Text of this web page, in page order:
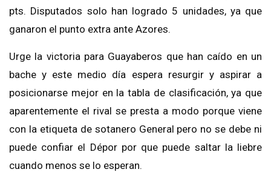
pts. Disputados solo han logrado 5 unidades, ya que
ganaron el punto extra ante Azores.
Urge la victoria para Guayaberos que han caído en un
bache y este medio día espera resurgir y aspirar a
posicionarse mejor en la tabla de clasificación, ya que
aparentemente el rival se presta a modo porque viene
con la etiqueta de sotanero General pero no se debe ni
puede confiar el Dépor por que puede saltar la liebre
cuando menos se lo esperan.